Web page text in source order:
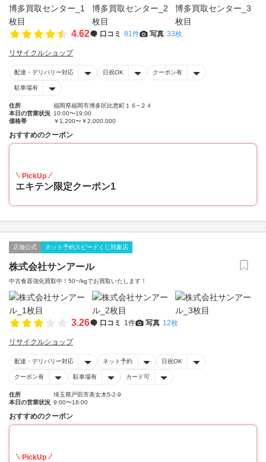
4.62 口コミ 81件 写真 33枚
リサイクルショップ
配達・デリバリー対応 日祝OK クーポン有
駐車場有
住所
福岡県福岡市博多区比恵町１６−２４
本日の営業状況 10:00〜19:00
価格帯
￥1,200〜￥2,000,000
おすすめのクーポン
PickUp
エキテン限定クーポン1
店舗公式 ネット予約スピードくじ対象店
株式会社サンアール
中古食器強化買取中！50~/kgでお買取いたします！
3.26 口コミ 1件 写真 12枚
リサイクルショップ
配達・デリバリー対応 ネット予約 日祝OK
クーポン有 駐車場有 カード可
住所
埼玉県戸田市美女木5-2-9
本日の営業状況 9:00〜18:00
おすすめのクーポン
PickUp